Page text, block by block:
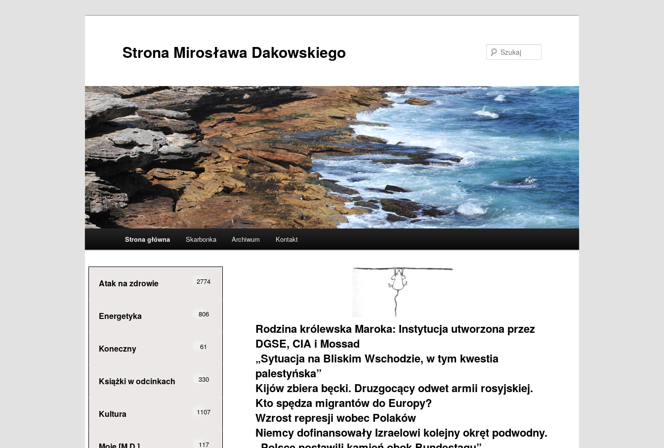
Strona Mirosława Dakowskiego
Strona główna Skarbonka Archiwum Kontakt
Atak na zdrowie 2774
Energetyka 806
Koneczny 61
Książki w odcinkach 330
Kultura 1107
117
Rodzina królewska Maroka: Instytucja utworzona przez
DGSE, CIA i Mossad
„Sytuacja na Bliskim Wschodzie, w tym kwestia
palestyńska”
Kijów zbiera bęcki. Druzgocący odwet armii rosyjskiej.
Kto spędza migrantów do Europy?
Wzrost represji wobec Polaków
Niemcy dofinansowały Izraelowi kolejny okręt podwodny.